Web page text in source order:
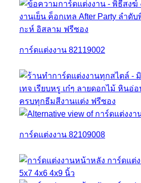
การ์ดแต่งงาน 82119002
การ์ดแต่งงาน 82109008